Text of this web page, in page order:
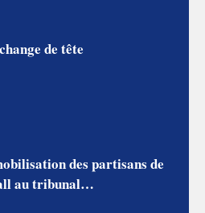
de tête
des partisans de
au tribunal…